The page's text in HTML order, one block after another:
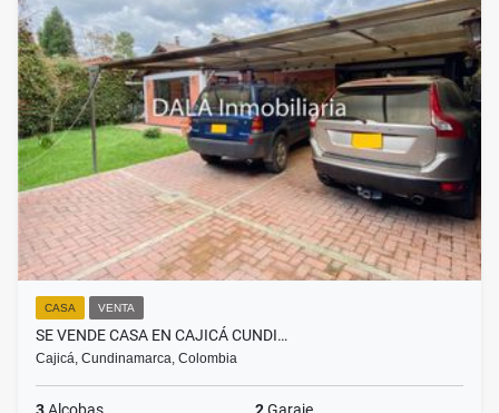
CASA VENTA
SE VENDE CASA EN CAJICÁ CUNDI…
Cajicá, Cundinamarca, Colombia